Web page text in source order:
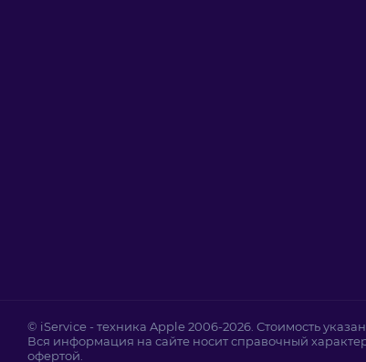
© iService - техника Apple 2006-2026. Стоимость
Вся информация на сайте носит справочный
офертой.